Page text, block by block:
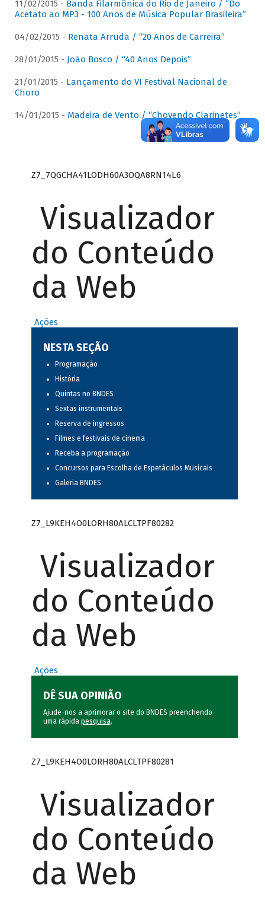
11/02/2015 - Banda Filarmônica do Rio de Janeiro / “Do
Acetato ao MP3 - 100 Anos de Música Popular Brasileira”
04/02/2015 - Renata Arruda / “20 Anos de Carreira”
28/01/2015 - João Bosco / “40 Anos Depois”
21/01/2015 - Lançamento do VI Festival Nacional de
Choro
14/01/2015 - Madeira de Vento / “Chovendo Clarinetes”
Z7_7QGCHA41LODH60A3OQA8RN14L6
Visualizador
do Conteúdo
da Web
Ações
NESTA SEÇÃO
Programação
História
Quintas no BNDES
Sextas instrumentais
Reserva de ingressos
Filmes e festivais de cinema
Receba a programação
Concursos para Escolha de Espetáculos Musicais
Galeria BNDES
Z7_L9KEH4O0LORH80ALCLTPF80282
Visualizador
do Conteúdo
da Web
Ações
DÊ SUA OPINIÃO
Ajude-nos a aprimorar o site do BNDES preenchendo
uma rápida pesquisa.
Z7_L9KEH4O0LORH80ALCLTPF80281
Visualizador
do Conteúdo
da Web